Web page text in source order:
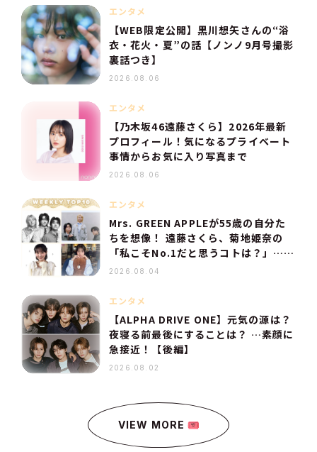
エンタメ
【WEB限定公開】黒川想矢さんの“浴
衣・花火・夏”の話【ノンノ9月号撮影
裏話つき】
2026.08.06
エンタメ
【乃木坂46遠藤さくら】2026年最新
プロフィール！気になるプライベート
事情からお気に入り写真まで
2026.08.06
エンタメ
Mrs. GREEN APPLEが55歳の自分た
ちを想像！ 遠藤さくら、菊地姫奈の
「私こそNo.1だと思うコトは？」…
【人気記事TOP10】
2026.08.04
エンタメ
【ALPHA DRIVE ONE】元気の源は？
夜寝る前最後にすることは？ …素顔に
急接近！【後編】
2026.08.02
VIEW MORE